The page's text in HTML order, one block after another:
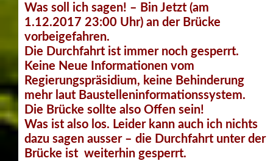
Was soll ich sagen! – Bin Jetzt (am
1.12.2017 23:00 Uhr) an der Brücke
vorbeigefahren.
Die Durchfahrt ist immer noch gesperrt.
Keine Neue Informationen vom
Regierungspräsidium, keine Behinderung
mehr laut Baustelleninformationssystem.
Die Brücke sollte also Offen sein!
Was ist also los. Leider kann auch ich nichts
dazu sagen ausser – die Durchfahrt unter der
Brücke ist weiterhin gesperrt.